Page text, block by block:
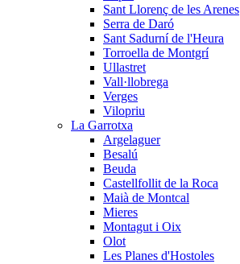
Sant Llorenç de les Arenes
Serra de Daró
Sant Sadurní de l'Heura
Torroella de Montgrí
Ullastret
Vall·llobrega
Verges
Vilopriu
La Garrotxa
Argelaguer
Besalú
Beuda
Castellfollit de la Roca
Maià de Montcal
Mieres
Montagut i Oix
Olot
Les Planes d'Hostoles